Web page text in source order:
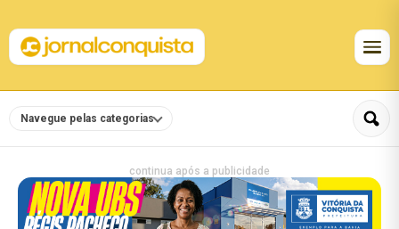
Navegue pelas categorias
continua após a publicidade